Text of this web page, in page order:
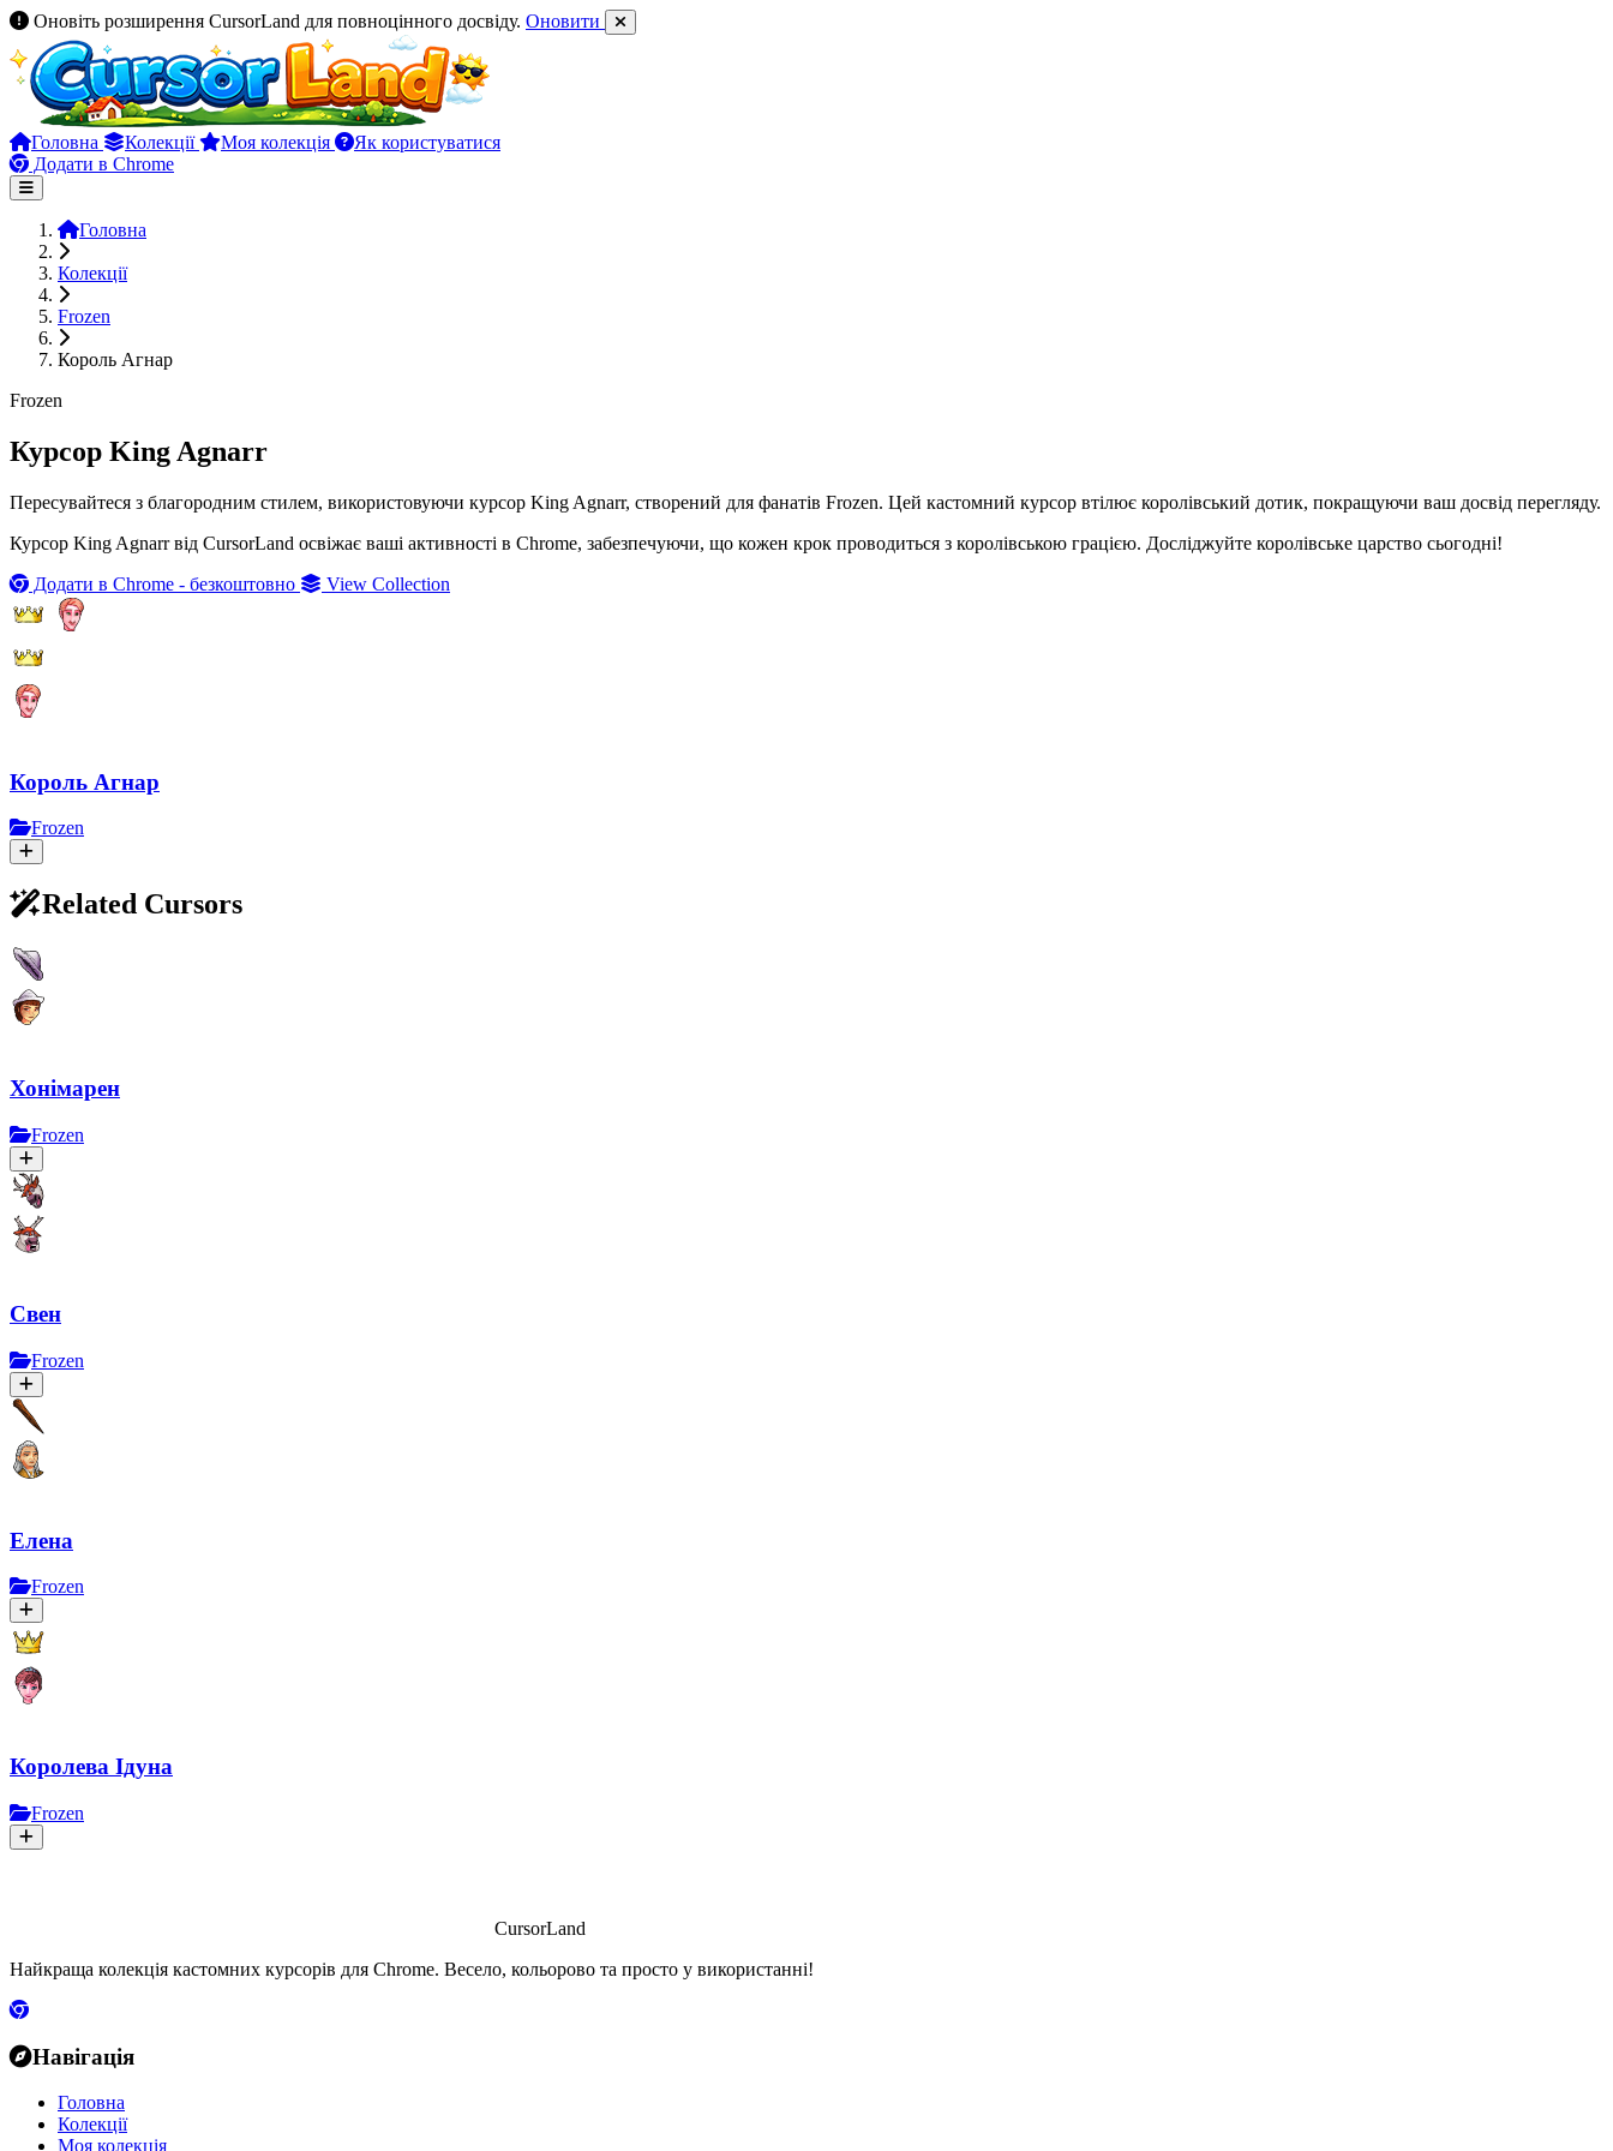
Оновіть розширення CursorLand для повноцінного досвіду. Оновити
Головна Колекції Моя колекція
Як користуватися
Додати в Chrome
Головна
Колекції
Frozen
Король Агнар
Frozen
Курсор King Agnarr
Пересувайтеся з благородним стилем, використовуючи курсор King Agnarr, створений для фанатів Frozen. Цей кастомний курсор втілює королівський дотик, покращуючи ваш досвід перегляду.
Курсор King Agnarr від CursorLand освіжає ваші активності в Chrome, забезпечуючи, що кожен крок проводиться з королівською грацією. Досліджуйте королівське царство сьогодні!
Додати в Chrome - безкоштовно
View Collection
Король Агнар
Frozen
Related Cursors
Хонімарен
Frozen
Свен
Frozen
Елена
Frozen
Королева Ідуна
Frozen
CursorLand
Найкраща колекція кастомних курсорів для Chrome. Весело, кольорово та просто у використанні!
Навігація
Головна
Колекції
Моя колекція